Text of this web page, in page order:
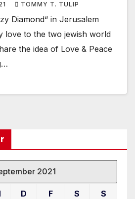
TOMMY T. TULIP
Diamond“ in Jerusalem
love to the two jewish world
the idea of Love & Peace
2021
D F S S